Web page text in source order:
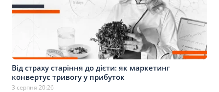
Від страху старіння до дієти: як маркетинг
конвертує тривогу у прибуток
3 серпня 20:26